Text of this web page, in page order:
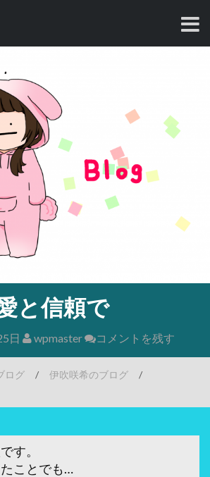
と信頼で
日 wpmaster コメントを残す
ログ / 伊吹咲希のブログ
/
す。
ことでも…